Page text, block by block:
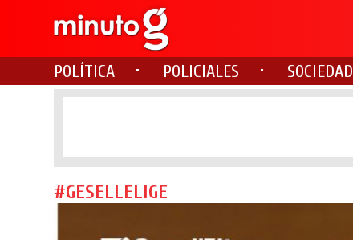
POLÍTICA POLICIALES SOCIEDAD
#GESELLELIGE